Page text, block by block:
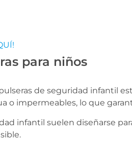
para niños
de seguridad infantil
o impermeables, lo que
infantil suelen diseñarse